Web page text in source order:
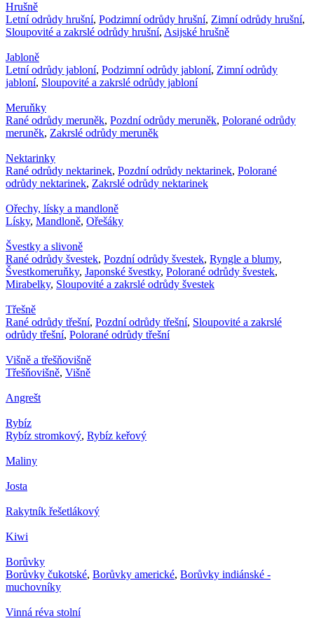
Hrušně
Letní odrůdy hrušní, Podzimní odrůdy hrušní, Zimní odrůdy hrušní,
Sloupovité a zakrslé odrůdy hrušní, Asijské hrušně
Jabloně
Letní odrůdy jabloní, Podzimní odrůdy jabloní, Zimní odrůdy
jabloní, Sloupovité a zakrslé odrůdy jabloní
Meruňky
Rané odrůdy meruněk, Pozdní odrůdy meruněk, Polorané odrůdy
meruněk, Zakrslé odrůdy meruněk
Nektarinky
Rané odrůdy nektarinek, Pozdní odrůdy nektarinek, Polorané
odrůdy nektarinek, Zakrslé odrůdy nektarinek
Ořechy, lísky a mandloně
Lísky, Mandloně, Ořešáky
Švestky a slivoně
Rané odrůdy švestek, Pozdní odrůdy švestek, Ryngle a blumy,
Švestkomeruňky, Japonské švestky, Polorané odrůdy švestek,
Mirabelky, Sloupovité a zakrslé odrůdy švestek
Třešně
Rané odrůdy třešní, Pozdní odrůdy třešní, Sloupovité a zakrslé
odrůdy třešní, Polorané odrůdy třešní
Višně a třešňovišně
Třešňovišně, Višně
Angrešt
Rybíz
Rybíz stromkový, Rybíz keřový
Maliny
Josta
Rakytník řešetlákový
Kiwi
Borůvky
Borůvky čukotské, Borůvky americké, Borůvky indiánské -
muchovníky
Vinná réva stolní